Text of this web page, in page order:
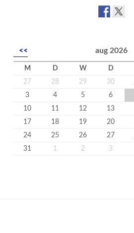
<< aug 2026
M D W D
27
28 29 30
3
4 5 6
10
11 12 13
17
18 19 20
24
25 26 27
31
1 2 3